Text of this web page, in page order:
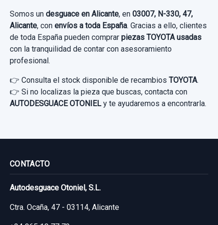
Somos un desguace en Alicante, en 03007, N-330, 47,
Alicante, con envíos a toda España. Gracias a ello, clientes
de toda España pueden comprar piezas TOYOTA usadas
con la tranquilidad de contar con asesoramiento
profesional.
👉 Consulta el stock disponible de recambios TOYOTA.
👉 Si no localizas la pieza que buscas, contacta con
AUTODESGUACE OTONIELy te ayudaremos a encontrarla.
CONTACTO
Autodesguace Otoniel, S.L.
Ctra. Ocaña, 47 - 03114, Alicante